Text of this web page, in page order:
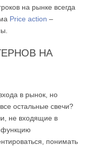
на рынке всегда
Price action –
НА
в рынок, но
остальные свечи?
не входящие в
функцию
понимать